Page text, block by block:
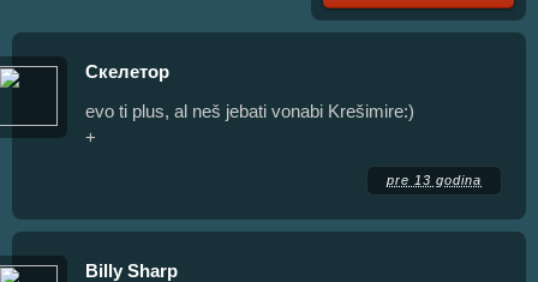
Скелетор
evo ti plus, al neš jebati vonabi Krešimire:)
+
pre 13 godina
Billy Sharp